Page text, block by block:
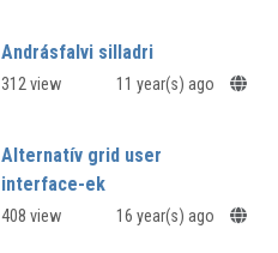
Andrásfalvi silladri
312 view 11 year(s) ago
Alternatív grid user
interface-ek
408 view 16 year(s) ago